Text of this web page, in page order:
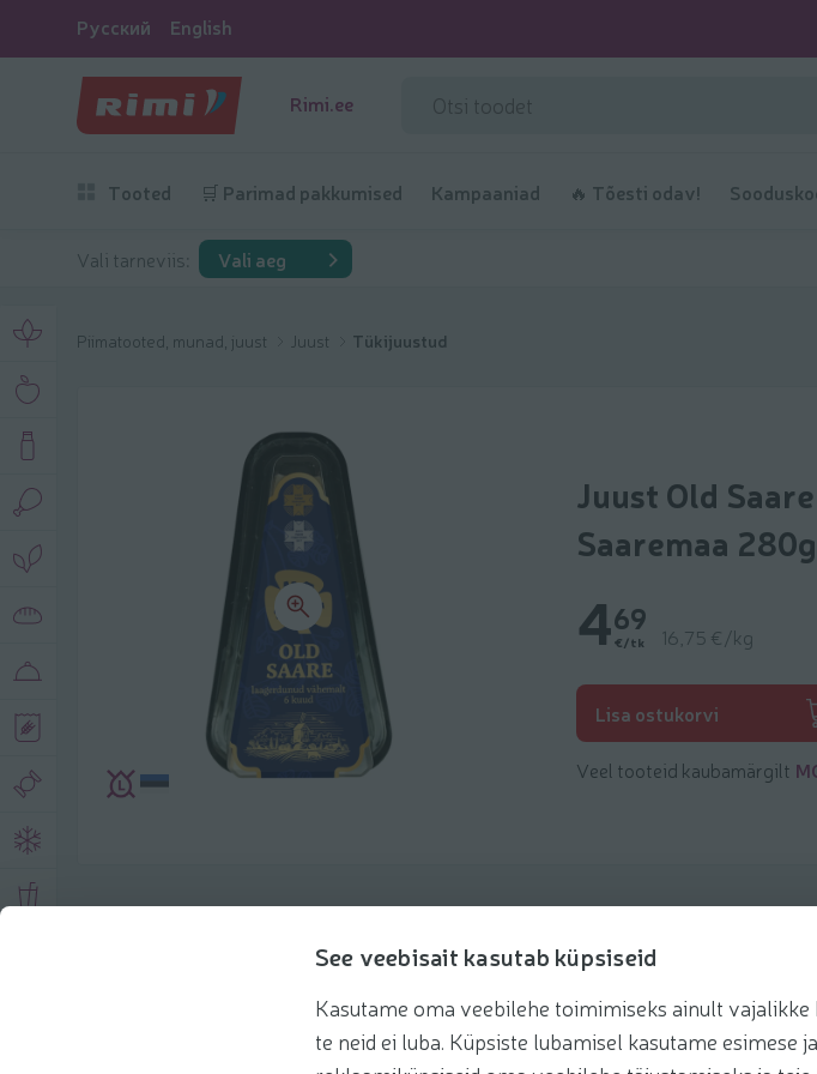
See veebisait kasutab küpsiseid
Kasutame oma veebilehe toimimiseks ainult vajalikke
te neid ei luba. Küpsiste lubamisel kasutame esimese
Русский English
Rimi.ee
Tooted 🛒 Parimad pakkumised Kampaaniad 🔥 Tõesti odav!
Vali tarneviis: Vali aeg
Piimatooted, munad, juust Juust Tükijuustud
Juust Old
Saaremaa 280g
469
€/tk 16,75 €/kg
Lisa ostukorvi
Veel tooteid kaubamärgilt
Soovitatud tooted Kasuta retseptis